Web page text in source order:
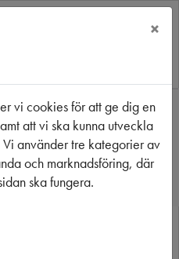
Växjö Klockbojen 7
7
×
vi cookies för att ge dig en
att vi ska kunna utveckla
använder tre kategorier av
och marknadsföring, där
ska fungera.